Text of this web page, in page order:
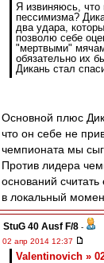
Я извиняюсь, что
пессимизма?
два удара,
позволю себе
"мертвыми"
обязательно их
Дикань стал
Основной плюс
что он себе не
чемпионата мы
Против лидера
оснований считать
в локальный
StuG 40 Ausf F/8 -
02 апр 2014 12:37
Valentinovich »